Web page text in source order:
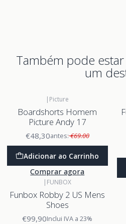
Também pode
um
| Picture
Boardshorts Homem
Picture Andy 17
€48,30antes:€69.00
Adicionar ao Carrinho
Comprar agora
| FUNBOX
Funbox Robby 2 US Mens
Shoes
€99,90Inclui IVA a 23%